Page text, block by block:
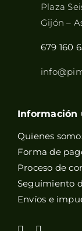
Plaza
Gijón –
679 160
Información
Quienes
Forma de
Proceso de
Seguimiento
Envíos e